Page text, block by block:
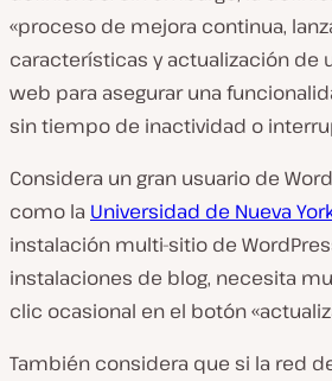
«proceso de mejora continua,
características y actualización de
web para asegurar una
sin tiempo de inactividad o
Considera un gran usuario de
como la Universidad de Nueva
instalación multi-sitio de
instalaciones de blog, necesita
clic ocasional en el botón
También considera que si la red